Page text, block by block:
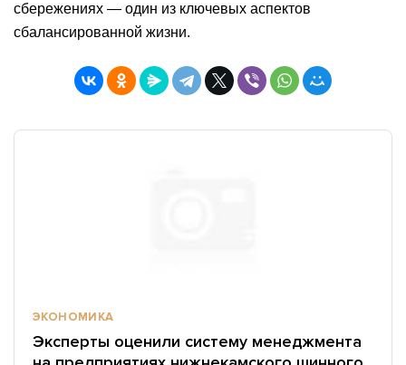
сбережениях — один из ключевых аспектов
сбалансированной жизни.
ЭКОНОМИКА
Эксперты оценили систему менеджмента